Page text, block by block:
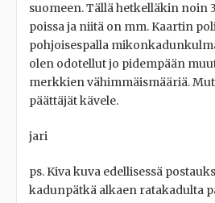
suomeen. Tällä hetkelläkin noin
poissa ja niitä on mm. Kaartin
pohjoisespalla
olen odotellut jo pidempään
merkkien vähimmäismääriä.
päättäjät kävele.
jari
ps. Kiva kuva edellisessä
kadunpätkä alkaen ratakadulta